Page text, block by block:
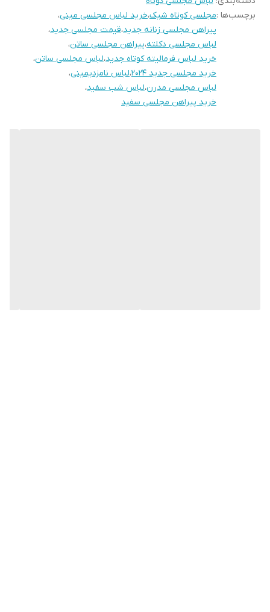
برچسب‌ها :مجلسی کوتاه شیک،خرید لباس مجلسی مینی،
پیراهن مجلسی زنانه جدید،قیمت مجلسی جدید،
لباس مجلسی دکلته،پیراهن مجلسی ساتن،
خرید لباس فرمالیته کوتاه جدید،لباس مجلسی ساتن،
خرید مجلسی جدید ۲۰۲۴
،لباس نامزدیمینی،
لباس مجلسی مدرن،لباس شب سفید،
خرید پیراهن مجلسی سفید